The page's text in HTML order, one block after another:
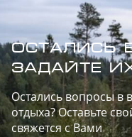
ОСТАЛИСЬ
ЗАДАЙТЕ
Остались вопросы в
отдыха? Оставьте
свяжется с Вами